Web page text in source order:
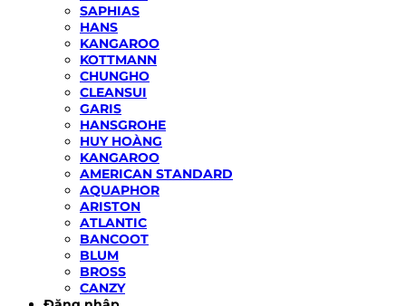
SAPHIAS
HANS
KANGAROO
KOTTMANN
CHUNGHO
CLEANSUI
GARIS
HANSGROHE
HUY HOÀNG
KANGAROO
AMERICAN STANDARD
AQUAPHOR
ARISTON
ATLANTIC
BANCOOT
BLUM
BROSS
CANZY